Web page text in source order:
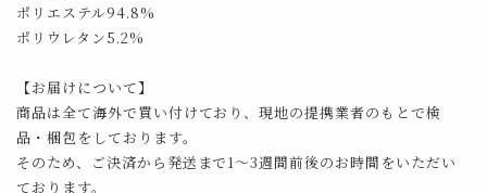
ポリエステル94.8%
ポリウレタン5.2%
【お届けについて】
商品は全て海外で買い付けており、現地の提携業者のもとで検
品・梱包をしております。
そのため、ご決済から発送まで1～3週間前後のお時間をいただい
ております。